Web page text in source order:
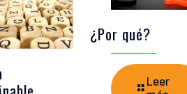
¿Por qué?
Leer